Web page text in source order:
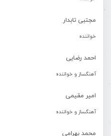
مجتبی تابدار
خواننده
احمد رضایی
آهنگساز و خواننده
امیر مقیمی
آهنگساز و خواننده
محمد بهرامی